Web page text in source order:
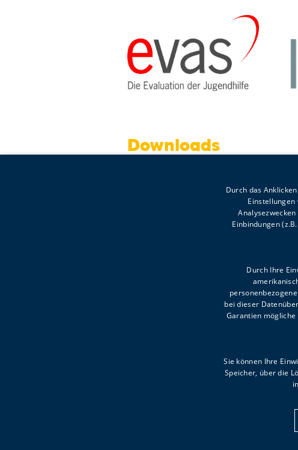
Downloads
willkommen@voki.at
FR 8.00-12.00
Durch das
Einstellungen
Einbindungen
Durch Ihre
bei dieser
Garantien mögliche
Sie können Ihre
Speicher, über die